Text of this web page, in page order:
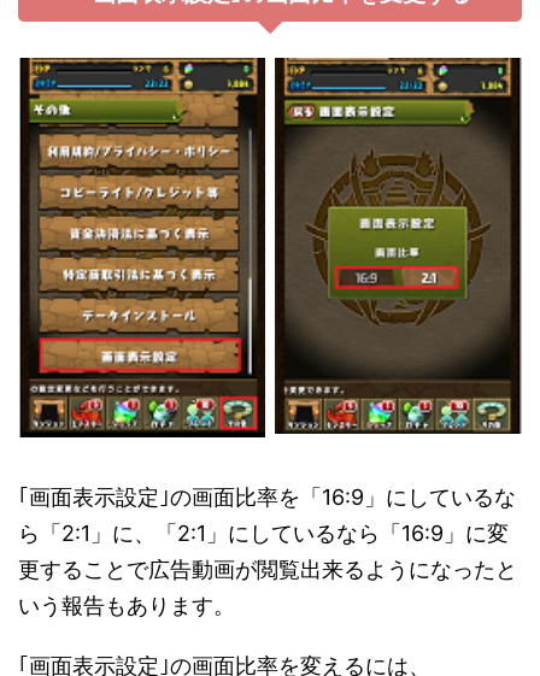
｢画面表示設定｣の画面比率を「16:9」にしているな
ら「2:1」に、「2:1」にしているなら「16:9」に変
更することで広告動画が閲覧出来るようになったと
いう報告もあります。
｢画面表示設定｣の画面比率を変えるには、